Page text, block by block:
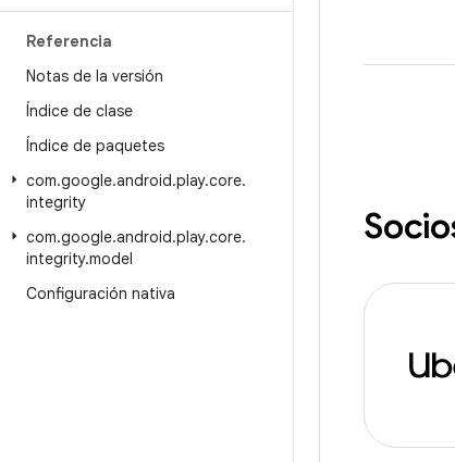
Referencia
Notas de la versión
Índice de clase
Índice de paquetes
com.google.android.play.core.
integrity
com.google.android.play.core.
integrity.model
Configuración nativa